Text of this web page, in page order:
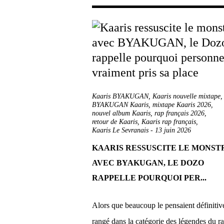
Kaaris BYAKUGAN, Kaaris nouvelle mixtape,
BYAKUGAN Kaaris, mixtape Kaaris 2026,
nouvel album Kaaris, rap français 2026,
retour de Kaaris, Kaaris rap français,
Kaaris Le Sevranais - 13 juin 2026
KAARIS RESSUSCITE LE
AVEC BYAKUGAN, LE DOZO
RAPPELLE POURQUOI PER...
Alors que beaucoup le pensaient
rangé dans la catégorie des légendes du